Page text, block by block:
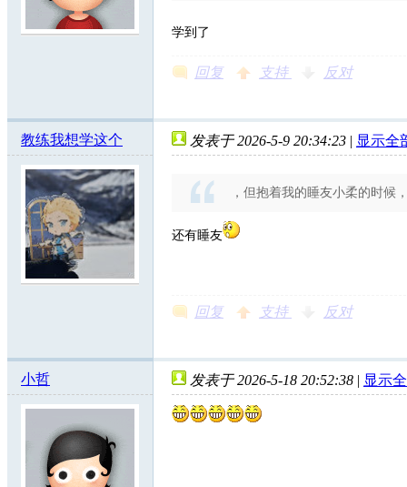
学到了
回复 支持 反对
教练我想学这个 发表于 2026-5-9 20:34:23 | 显示全
，但抱着我的睡友小柔的时候
还有睡友
回复 支持 反对
小哲 发表于 2026-5-18 20:52:38 | 显示